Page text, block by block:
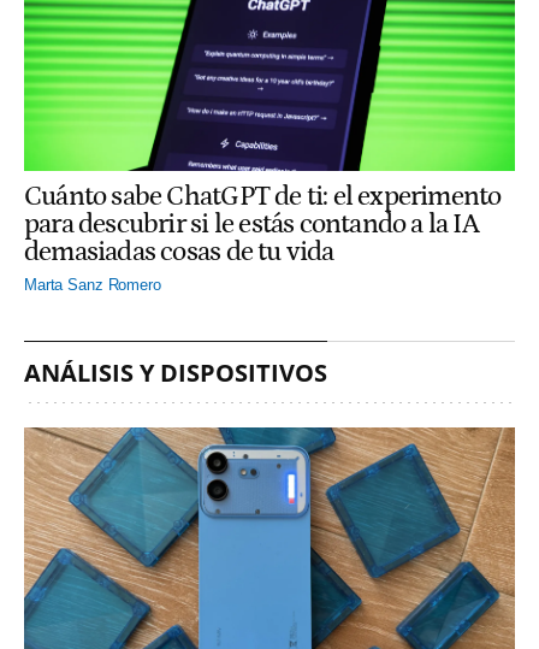
Cuánto sabe ChatGPT de ti: el experimento
para descubrir si le estás contando a la IA
demasiadas cosas de tu vida
Marta Sanz Romero
ANÁLISIS Y DISPOSITIVOS